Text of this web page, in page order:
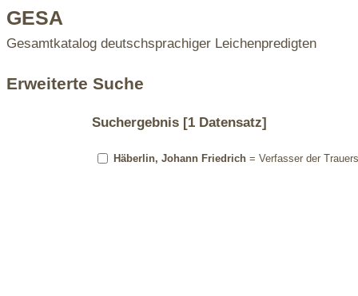
GESA
Gesamtkatalog deutschsprachiger Leichenpredigten
Erweiterte Suche
Suchergebnis[1 Datensatz]
Häberlin, Johann Friedrich= Verfasser der